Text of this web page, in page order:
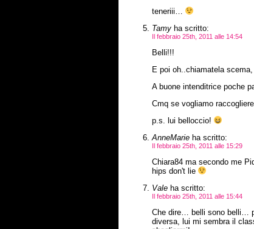
teneriii…
Tamyha scritto:
Il febbraio 25th, 2011 alle 14:54
Belli!!!
E poi oh..chiamatela
A buone intenditrice poche
Cmq se vogliamo
p.s. lui belloccio!
AnneMarieha scritto:
Il febbraio 25th, 2011 alle 15:29
Chiara84 ma secondo me
hips don't lie
Valeha scritto:
Il febbraio 25th, 2011 alle 15:44
Che dire… belli sono belli…
diversa, lui mi sembra il